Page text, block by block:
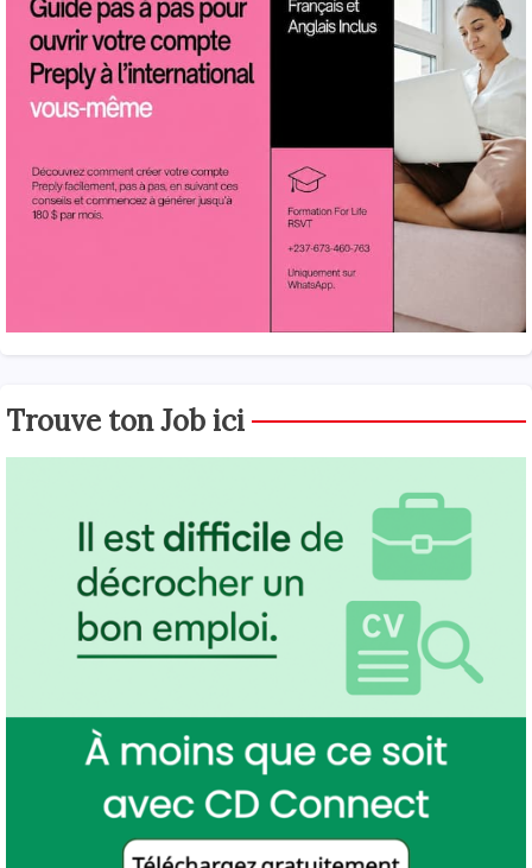
Trouve ton Job ici